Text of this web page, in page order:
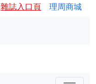
雜誌入口頁 理周商城